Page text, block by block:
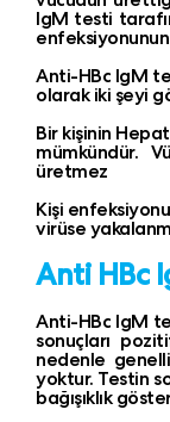
IgM testi
enfeksiyonunun
Anti-HBc IgM
olarak iki şeyi
Bir kişinin
mümkündür.
üretmez
Kişi
virüse
Anti HBc
Anti-HBc IgM
sonuçları
nedenle
yoktur. Testin
bağışıklık